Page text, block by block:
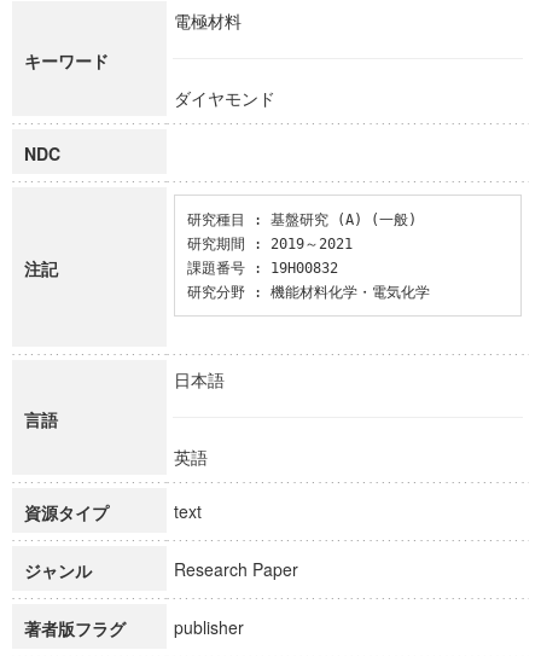
キーワード
電極材料
ダイヤモンド
NDC
注記
研究種目 : 基盤研究 (A) (一般)
研究期間 : 2019～2021
課題番号 : 19H00832
研究分野 : 機能材料化学・電気化学
言語
日本語
英語
資源タイプ text
ジャンル Research Paper
著者版フラグ publisher